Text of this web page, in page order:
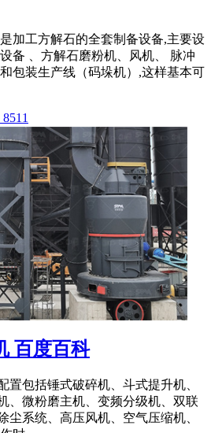
加工方解石的全套制备设备,主要设
备 、方解石磨粉机、风机、 脉冲
包装生产线（码垛机）,这样基本可
百度百科
置包括锤式破碎机、斗式提升机、
、微粉磨主机、变频分级机、双联
尘系统、高压风机、空气压缩机、